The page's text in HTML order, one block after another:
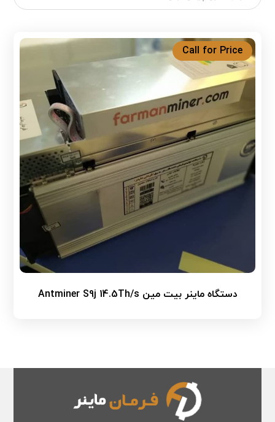
دستگاه ماینر بیت مین Antminer S9j 14.5Th/s
Call for Price